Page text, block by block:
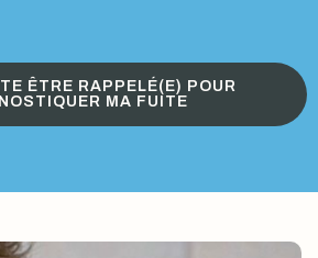
ÊTRE RAPPELÉ(E) POUR
MA FUITE